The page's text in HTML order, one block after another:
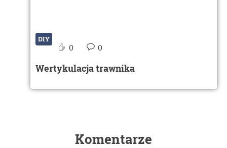
DIY
0 0
Wertykulacja trawnika
Komentarze